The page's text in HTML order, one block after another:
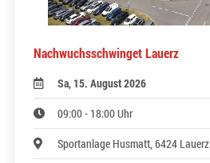
Nachwuchsschwinget Lauerz
Sa, 15. August 2026
09:00 - 18:00 Uhr
Sportanlage Husmatt, 6424 Lauerz